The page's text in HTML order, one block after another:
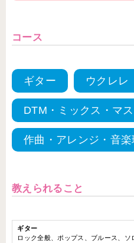
コース
ギター ウクレレ
DTM・ミックス・マ
作曲・アレンジ・音楽
教えられること
ギター
ロック全般、ポップス、ブルース、